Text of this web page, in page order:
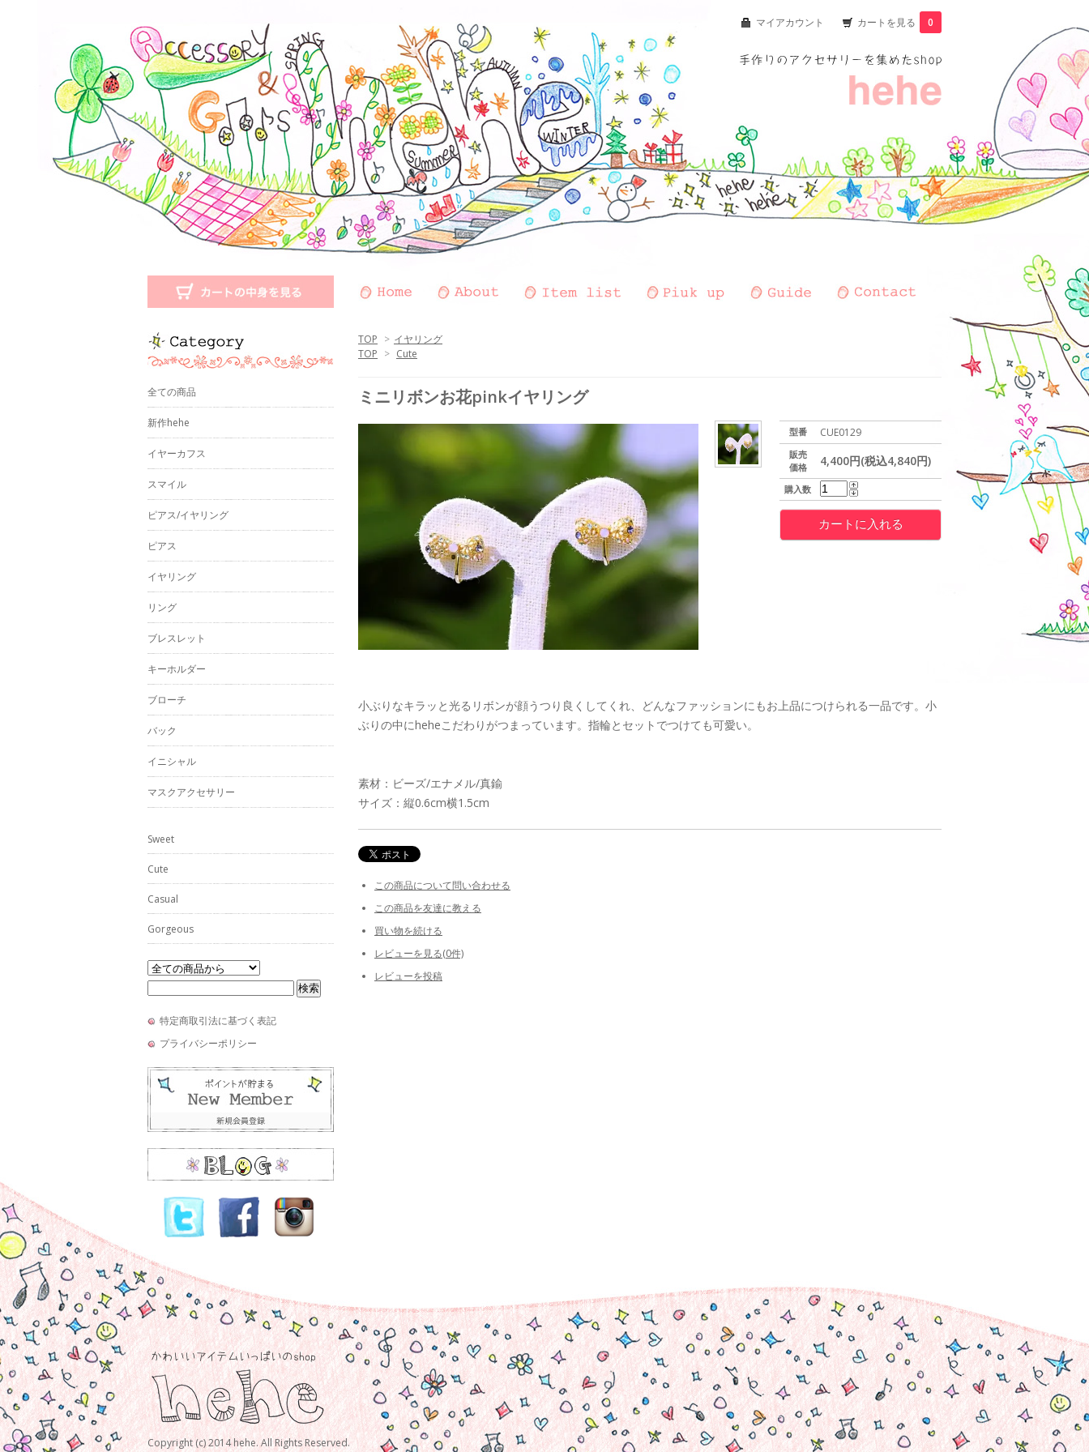
マイアカウント カートを見る 0
TOP > イヤリング
TOP > Cute
ミニリボンお花pinkイヤリング
型番 CUE0129
販売
価格
4,400円(税込4,840円)
購入数
小ぶりなキラッと光るリボンが顔うつり良くしてくれ、どんなファッションにもお上品につけられる一品です。小
ぶりの中にheheこだわりがつまっています。指輪とセットでつけても可愛い。
素材：ビーズ/エナメル/真鍮
サイズ：縦0.6cm横1.5cm
この商品について問い合わせる
この商品を友達に教える
買い物を続ける
レビューを見る(0件)
レビューを投稿
全ての商品
新作hehe
イヤーカフス
スマイル
ピアス/イヤリング
ピアス
イヤリング
リング
ブレスレット
キーホルダー
ブローチ
バック
イニシャル
マスクアクセサリー
Sweet
Cute
Casual
Gorgeous
特定商取引法に基づく表記
プライバシーポリシー
Copyright (c) 2014 hehe. All Rights Reserved.